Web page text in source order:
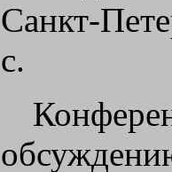
Санкт-
с.